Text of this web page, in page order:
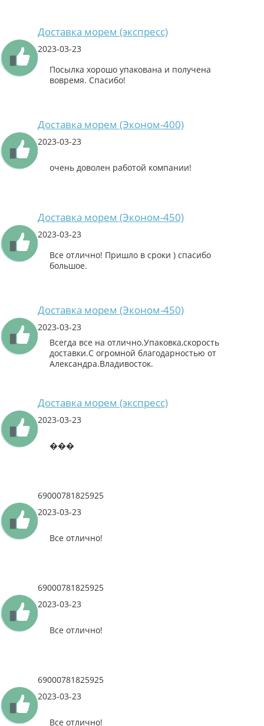
Доставка морем (экспресс)
2023-03-23
Посылка хорошо упакована и получена
вовремя. Спасибо!
Доставка морем (Эконом-400)
2023-03-23
очень доволен работой компании!
Доставка морем (Эконом-450)
2023-03-23
Все отлично! Пришло в сроки ) спасибо
большое.
Доставка морем (Эконом-450)
2023-03-23
Всегда все на отлично.Упаковка,скорость
доставки.С огромной благодарностью от
Александра.Владивосток.
Доставка морем (экспресс)
2023-03-23
���
69000781825925
2023-03-23
Все отлично!
69000781825925
2023-03-23
Все отлично!
69000781825925
2023-03-23
Все отлично!